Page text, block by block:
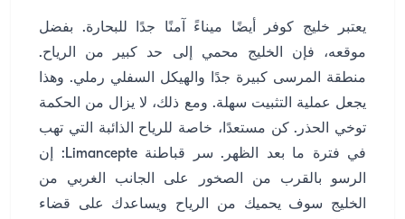
يعتبر خليج كوفر أيضًا ميناءً آمنًا جدًا للبحارة. بفضل
موقعه، فإن الخليج محمي إلى حد كبير من الرياح.
منطقة المرسى كبيرة جدًا والهيكل السفلي رملي. وهذا
يجعل عملية التثبيت سهلة. ومع ذلك، لا يزال من الحكمة
توخي الحذر. كن مستعدًا، خاصة للرياح الذائبة التي تهب
في فترة ما بعد الظهر. سر قباطنة Limancepte: إن
الرسو بالقرب من الصخور على الجانب الغربي من
الخليج سوف يحميك من الرياح ويساعدك على قضاء